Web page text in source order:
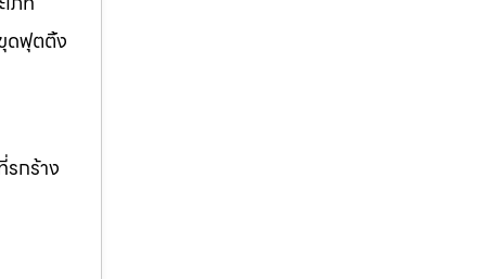
ดฟุตติ้ง
กร้าง